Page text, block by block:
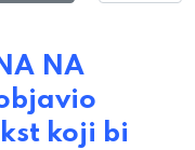
NA
koji bi